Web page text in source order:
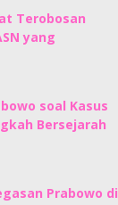
Terobosan
yang
soal Kasus
Bersejarah
Prabowo di